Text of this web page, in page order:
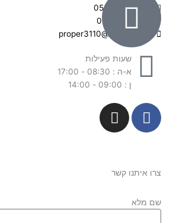
050-3400228
03-6094990
proper3110@gmail.com
שעות פעילות
א-ה : 08:30 - 17:00
ן : 09:00 - 14:00
F
a
b
o
k
I
n
a
a
צרו איתנו קשר
שם מלא